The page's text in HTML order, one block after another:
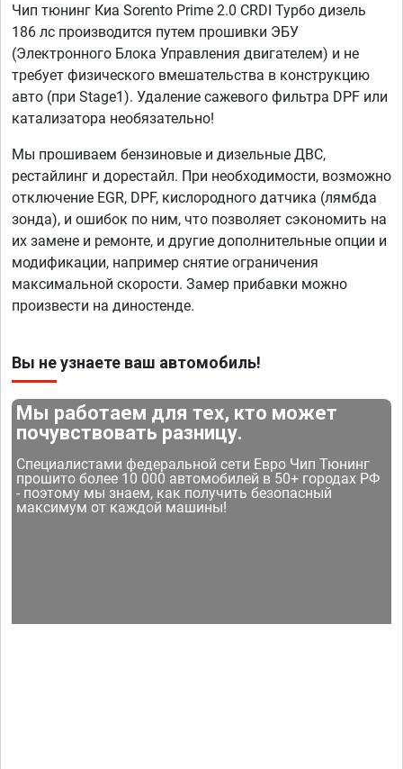
Чип тюнинг Киа Sorento Prime 2.0 CRDI Турбо дизель
186 лс производится путем прошивки ЭБУ
(Электронного Блока Управления двигателем) и не
требует физического вмешательства в конструкцию
авто (при Stage1). Удаление сажевого фильтра DPF или
катализатора необязательно!
Мы прошиваем бензиновые и дизельные ДВС,
рестайлинг и дорестайл. При необходимости, возможно
отключение EGR, DPF, кислородного датчика (лямбда
зонда), и ошибок по ним, что позволяет сэкономить на
их замене и ремонте, и другие дополнительные опции и
модификации, например снятие ограничения
максимальной скорости. Замер прибавки можно
произвести на диностенде.
Вы не узнаете ваш автомобиль!
Мы работаем для тех, кто может
почувствовать разницу.
Специалистами федеральной сети Евро Чип Тюнинг
прошито более 10 000 автомобилей в 50+ городах РФ
- поэтому мы знаем, как получить безопасный
максимум от каждой машины!